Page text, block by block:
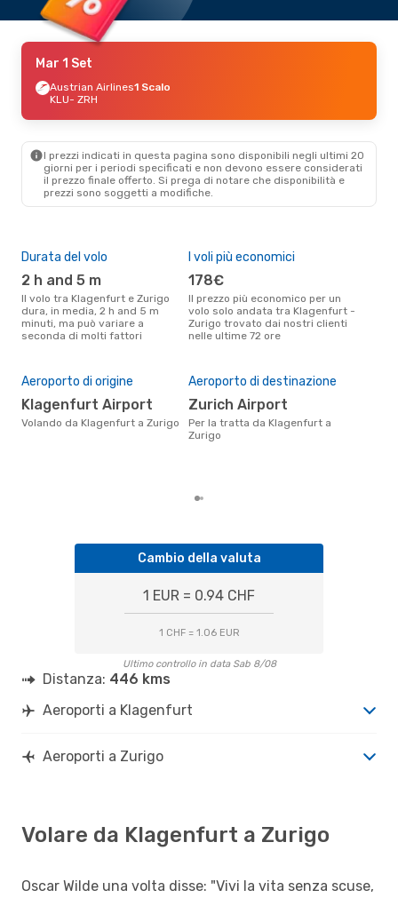
Mar 1 Set
Austrian Airlines1 Scalo
KLU- ZRH
I prezzi indicati in questa pagina sono disponibili negli ultimi 20
giorni per i periodi specificati e non devono essere considerati
il ​​prezzo finale offerto. Si prega di notare che disponibilità e
prezzi sono soggetti a modifiche.
Durata del volo
2 h and 5 m
Il volo tra Klagenfurt e Zurigo
dura, in media, 2 h and 5 m
minuti, ma può variare a
seconda di molti fattori
I voli più economici
178€
Il prezzo più economico per un
volo solo andata tra Klagenfurt -
Zurigo trovato dai nostri clienti
nelle ultime 72 ore
Aeroporto di origine
Klagenfurt Airport
Volando da Klagenfurt a Zurigo
Aeroporto di destinazione
Zurich Airport
Per la tratta da Klagenfurt a
Zurigo
Cambio della valuta
1 EUR = 0.94 CHF
1 CHF = 1.06 EUR
Ultimo controllo in data Sab 8/08
Distanza: 446 kms
Aeroporti a Klagenfurt
Aeroporti a Zurigo
Volare da Klagenfurt a Zurigo
Oscar Wilde una volta disse: "Vivi la vita senza scuse,